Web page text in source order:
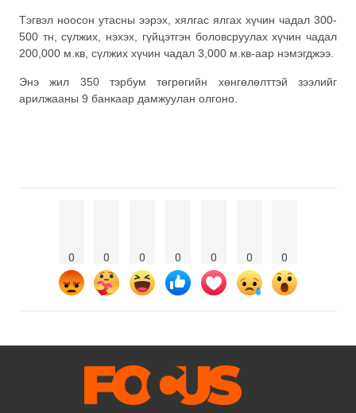
Тэгвэл ноосон утасны ээрэх, хялгас ялгах хүчин чадал 300-
500 тн, сүлжих, нэхэх, гүйцэтгэн боловсруулах хүчин чадал
200,000 м.кв, сүлжих хүчин чадал 3,000 м.кв-аар нэмэгджээ.
Энэ жил 350 тэрбум төгрөгийн хөнгөлөлттэй зээлийг
арилжааны 9 банкаар дамжуулан олгоно.
0 0 0 0 0 0 0